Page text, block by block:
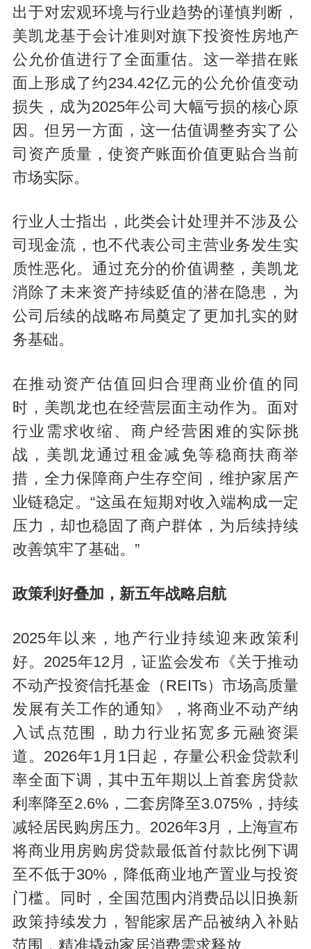
出于对宏观环境与行业趋势的谨慎判断，
美凯龙基于会计准则对旗下投资性房地产
公允价值进行了全面重估。这一举措在账
面上形成了约234.42亿元的公允价值变动
损失，成为2025年公司大幅亏损的核心原
因。但另一方面，这一估值调整夯实了公
司资产质量，使资产账面价值更贴合当前
市场实际。
行业人士指出，此类会计处理并不涉及公
司现金流，也不代表公司主营业务发生实
质性恶化。通过充分的价值调整，美凯龙
消除了未来资产持续贬值的潜在隐患，为
公司后续的战略布局奠定了更加扎实的财
务基础。
在推动资产估值回归合理商业价值的同
时，美凯龙也在经营层面主动作为。面对
行业需求收缩、商户经营困难的实际挑
战，美凯龙通过租金减免等稳商扶商举
措，全力保障商户生存空间，维护家居产
业链稳定。“这虽在短期对收入端构成一定
压力，却也稳固了商户群体，为后续持续
改善筑牢了基础。”
政策利好叠加，新五年战略启航
2025年以来，地产行业持续迎来政策利
好。2025年12月，证监会发布《关于推动
不动产投资信托基金（REITs）市场高质量
发展有关工作的通知》，将商业不动产纳
入试点范围，助力行业拓宽多元融资渠
道。2026年1月1日起，存量公积金贷款利
率全面下调，其中五年期以上首套房贷款
利率降至2.6%，二套房降至3.075%，持续
减轻居民购房压力。2026年3月，上海宣布
将商业用房购房贷款最低首付款比例下调
至不低于30%，降低商业地产置业与投资
门槛。同时，全国范围内消费品以旧换新
政策持续发力，智能家居产品被纳入补贴
范围，精准撬动家居消费需求释放。